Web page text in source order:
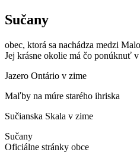
Sučany
obec, ktorá sa nachádza medzi
Jej krásne okolie má čo ponúknuť
Jazero Ontário v zime
Maľby na múre starého ihriska
Sučianska Skala v zime
Sučany
Oficiálne stránky obce